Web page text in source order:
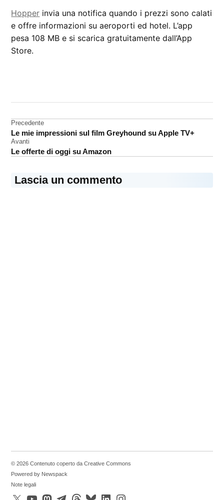
Hopper invia una notifica quando i prezzi sono calati
e offre informazioni su aeroporti ed hotel. L’app
pesa 108 MB e si scarica gratuitamente dall’App
Store.
Navigazione
articoli
Precedente
Le mie impressioni sul film Greyhound su Apple TV+
Avanti
Le offerte di oggi su Amazon
Lascia un commento
© 2026 Contenuto coperto da Creative Commons
Powered by Newspack
Note legali
X
YouTubeMastodonTelegramThreadsBlueskyLinkedInInstagram